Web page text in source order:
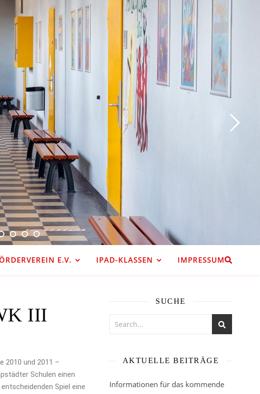
E.V. IPAD-KLASSEN IMPRESSUM
III
2010 und 2011 –
Schulen einen
Spiel eine
SUCHE
AKTUELLE BEITRÄGE
Informationen für das kommende